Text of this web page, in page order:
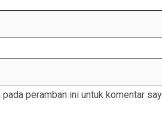
peramban ini untuk komentar